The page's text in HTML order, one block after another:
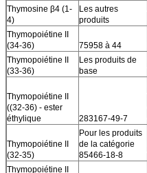
Thymosine β4 (1-
4)
Les autres
produits
Thymopoiétine II
(34-36)
75958 à 44
Thymopoiétine II
(33-36)
Les produits de
base
Thymopoiétine II
((32-36) - ester
éthylique
283167-49-7
Thymopoiétine II
(32-35)
Pour les produits
de la catégorie
85466-18-8
Thymopoiétine II